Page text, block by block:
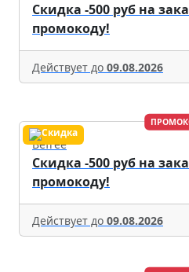
Скидка -500 руб на
промокоду!
Действует до 09.08.2026
Befree
Скидка -500 руб на
промокоду!
Действует до 09.08.2026